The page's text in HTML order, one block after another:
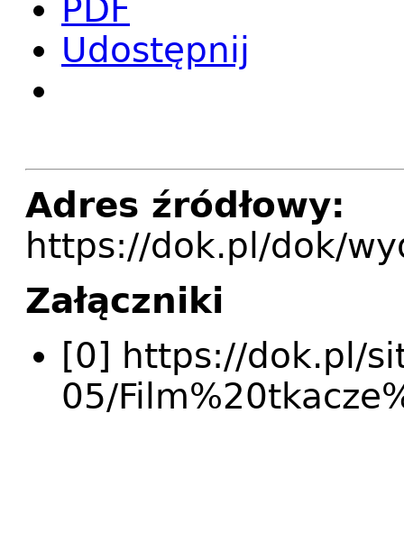
PDF
Udostępnij
Adres źródłowy:
https://dok.pl/dok/
Załączniki
[0] https://dok.pl/
05/